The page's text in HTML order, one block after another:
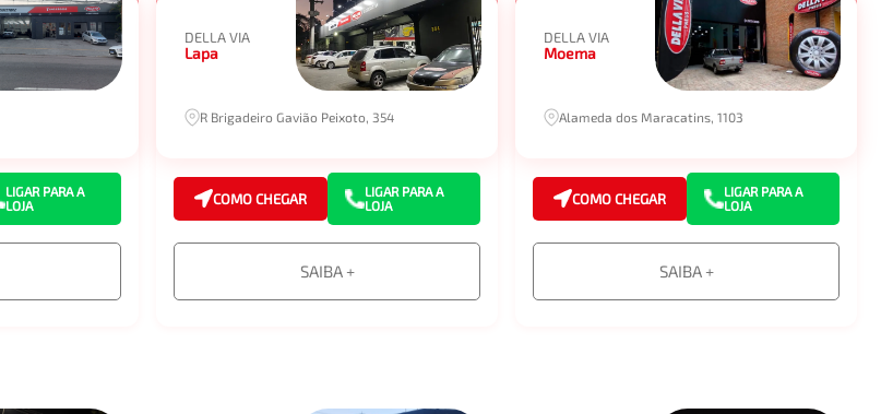
LIGAR PARA A
LOJA
DELLA VIA
Lapa
R Brigadeiro Gavião Peixoto, 354
COMO CHEGAR
LIGAR PARA A
LOJA
SAIBA +
DELLA VIA
Moema
Alameda dos Maracatins, 1103
COMO CHEGAR
LIGAR PARA A
LOJA
SAIBA +